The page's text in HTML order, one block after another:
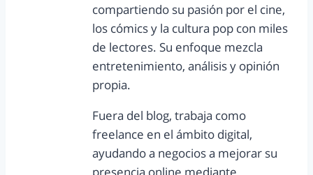
compartiendo su pasión por el cine,
los cómics y la cultura pop con miles
de lectores. Su enfoque mezcla
entretenimiento, análisis y opinión
propia.
Fuera del blog, trabaja como
freelance en el ámbito digital,
ayudando a negocios a mejorar su